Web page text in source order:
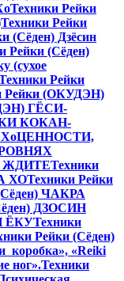
Техники Рейки
Техники Рейки
(Сёден) Дзёсин
Рейки (Сёден)
(сухое
Рейки
Рейки (ОКУДЭН)
ГЁСИ-
КОКАН-
ЦЕННОСТИ,
ЖДИТЕТехники
ХОТехники Рейки
ЧАКРА
ДЗОСИН
ЁКУТехники
Рейки (Сёден)
коробка», «Reiki
ног».Техники